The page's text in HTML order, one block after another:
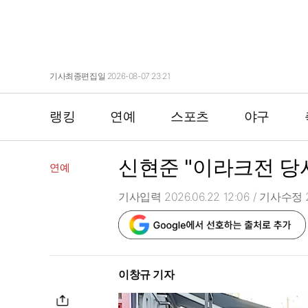
기사최종편집일 2026-08-07 23:21
랭킹 연예 스포츠 야구
연예 신현준 "이라크전
기사입력 2026.06.22 12:06 / 기사수정
이창규 기자